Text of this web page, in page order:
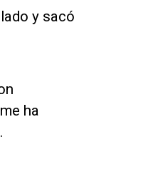
y sacó
ha